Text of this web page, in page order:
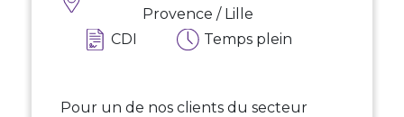
Provence / Lille
CDI
Temps plein
Pour un de nos clients du secteur